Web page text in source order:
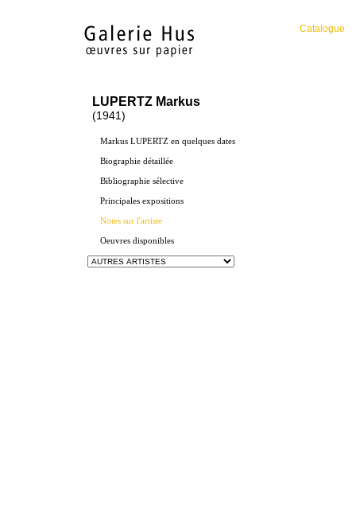
Catalogue
LUPERTZ Markus
(1941)
Markus LUPERTZ en quelques dates
Biographie détaillée
Bibliographie sélective
Principales expositions
Notes sur l'artiste
Oeuvres disponibles